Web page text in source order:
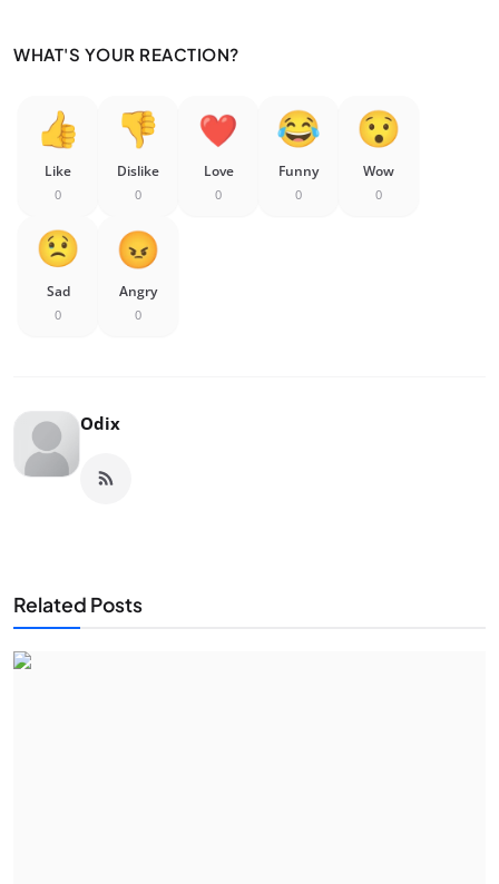
WHAT'S YOUR REACTION?
Like
0
Dislike
0
Love
0
Funny
0
Wow
0
Sad
0
Angry
0
Odix
Related Posts